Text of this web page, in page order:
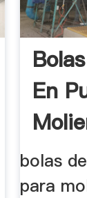
En
bolas
para